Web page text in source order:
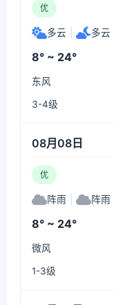
优
多云 多云
8° ~ 24°
东风
3-4级
08月08日
优
阵雨 阵雨
8° ~ 24°
微风
1-3级